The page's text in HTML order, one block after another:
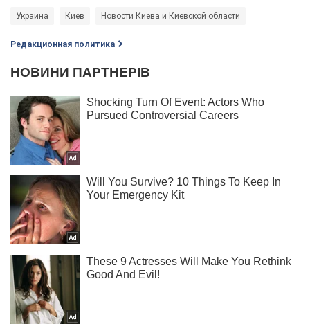
Украина Киев Новости Киева и Киевской области
Редакционная политика